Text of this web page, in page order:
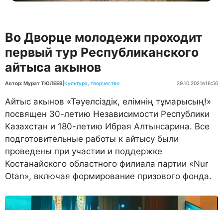
Во Дворце молодежи проходит
первый тур Республиканского
айтыса акынов
Автор: Мурат ТЮЛЕЕВ Культура, творчество 29.10.2021в16:50
Айтыс акынов «Тәуелсіздік, елімнің тұмарысың!»
посвящен 30-летию Независимости Республики
Казахстан и 180-летию Ибрая Алтынсарина. Все
подготовительные работы к айтысу были
проведены при участии и поддержке
Костанайского областного филиала партии «Nur
Otan», включая формирование призового фонда.